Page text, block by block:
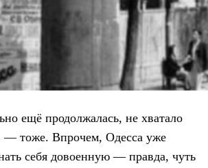
ещё продолжалась, не хватало
— тоже. Впрочем, Одесса уже
себя довоенную — правда, чуть